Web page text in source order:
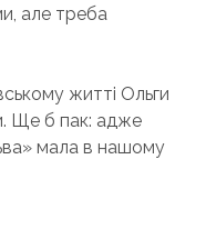
але треба
житті Ольги
Ще б пак: адже
мала в нашому